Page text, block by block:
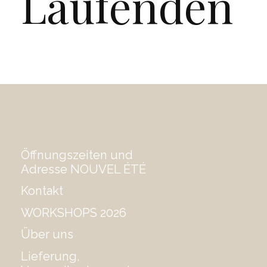
Öffnungszeiten und
Adresse NOUVEL ÉTÉ
Kontakt
WORKSHOPS 2026
Über uns
Lieferung,